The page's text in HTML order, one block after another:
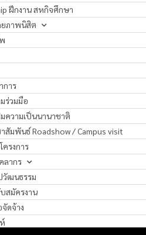
ฝึกงาน สหกิจศึกษา
ภาพนิสิต
การ
ร่วมมือ
มความเป็นนานาชาติ
สัมพันธ์ Roadshow / Campus visit
รงการ
ลากร
วัฒนธรรม
สมัครงาน
ดจ้าง